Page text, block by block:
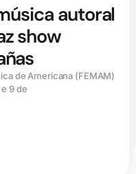
autoral
show
de Americana (FEMAM)
9 de